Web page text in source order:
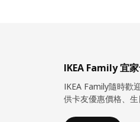
IKEA Family 宜
IKEA Family隨時歡
供卡友優惠價格、